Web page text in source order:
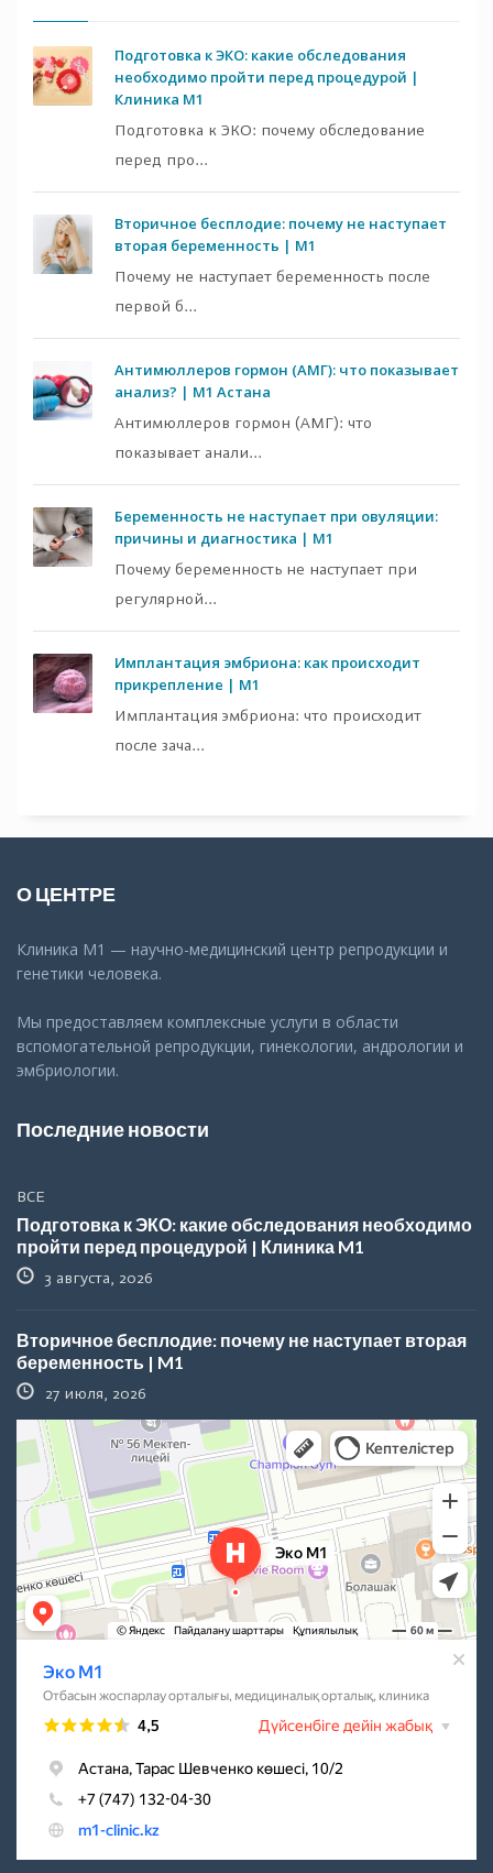
Подготовка к ЭКО: какие обследования
необходимо пройти перед процедурой |
Клиника M1
Подготовка к ЭКО: почему обследование
перед про...
Вторичное бесплодие: почему не наступает
вторая беременность | M1
Почему не наступает беременность после
первой б...
Антимюллеров гормон (АМГ): что показывает
анализ? | M1 Астана
Антимюллеров гормон (АМГ): что
показывает анали...
Беременность не наступает при овуляции:
причины и диагностика | M1
Почему беременность не наступает при
регулярной...
Имплантация эмбриона: как происходит
прикрепление | M1
Имплантация эмбриона: что происходит
после зача...
О ЦЕНТРЕ
Клиника М1 — научно-медицинский центр репродукции и
генетики человека.
Мы предоставляем комплексные услуги в области
вспомогательной репродукции, гинекологии, андрологии и
эмбриологии.
Последние новости
ВСЕ
Подготовка к ЭКО: какие обследования необходимо
пройти перед процедурой | Клиника M1
3 августа, 2026
Вторичное бесплодие: почему не наступает вторая
беременность | M1
27 июля, 2026
Эко M1
Центр планирования семьи в Астане
Медцентр, клиника в Астане